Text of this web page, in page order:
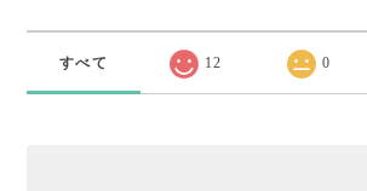
すべて 12 0